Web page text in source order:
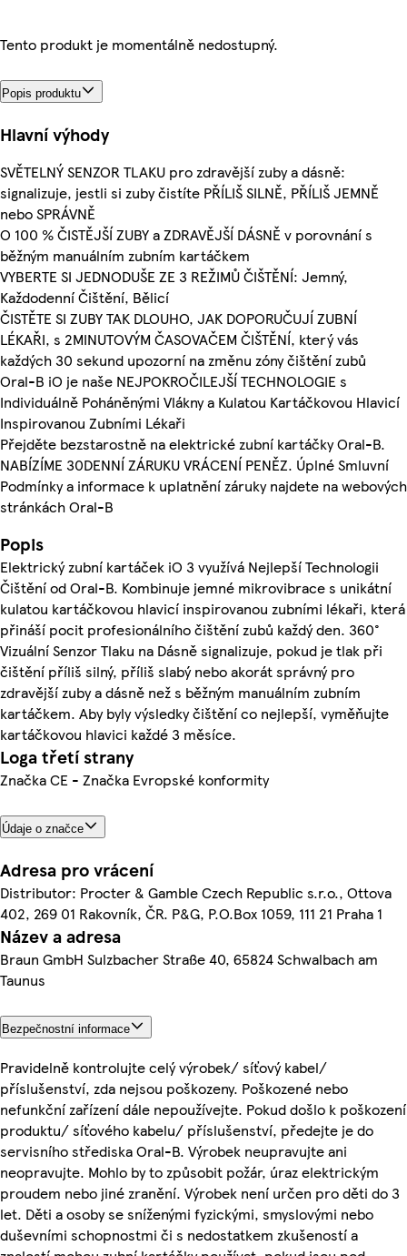
Tento produkt je momentálně nedostupný.
Popis produktu
Hlavní výhody
SVĚTELNÝ SENZOR TLAKU pro zdravější zuby a dásně:
signalizuje, jestli si zuby čistíte PŘÍLIŠ SILNĚ, PŘÍLIŠ JEMNĚ
nebo SPRÁVNĚ
O 100 % ČISTĚJŠÍ ZUBY a ZDRAVĚJŠÍ DÁSNĚ v porovnání s
běžným manuálním zubním kartáčkem
VYBERTE SI JEDNODUŠE ZE 3 REŽIMŮ ČIŠTĚNÍ: Jemný,
Každodenní Čištění, Bělicí
ČISTĚTE SI ZUBY TAK DLOUHO, JAK DOPORUČUJÍ ZUBNÍ
LÉKAŘI, s 2MINUTOVÝM ČASOVAČEM ČIŠTĚNÍ, který vás
každých 30 sekund upozorní na změnu zóny čištění zubů
Oral-B iO je naše NEJPOKROČILEJŠÍ TECHNOLOGIE s
Individuálně Poháněnými Vlákny a Kulatou Kartáčkovou Hlavicí
Inspirovanou Zubními Lékaři
Přejděte bezstarostně na elektrické zubní kartáčky Oral-B.
NABÍZÍME 30DENNÍ ZÁRUKU VRÁCENÍ PENĚZ. Úplné Smluvní
Podmínky a informace k uplatnění záruky najdete na webových
stránkách Oral-B
Popis
Elektrický zubní kartáček iO 3 využívá Nejlepší Technologii
Čištění od Oral-B. Kombinuje jemné mikrovibrace s unikátní
kulatou kartáčkovou hlavicí inspirovanou zubními lékaři, která
přináší pocit profesionálního čištění zubů každý den. 360°
Vizuální Senzor Tlaku na Dásně signalizuje, pokud je tlak při
čištění příliš silný, příliš slabý nebo akorát správný pro
zdravější zuby a dásně než s běžným manuálním zubním
kartáčkem. Aby byly výsledky čištění co nejlepší, vyměňujte
kartáčkovou hlavici každé 3 měsíce.
Loga třetí strany
Značka CE - Značka Evropské konformity
Údaje o značce
Adresa pro vrácení
Distributor: Procter & Gamble Czech Republic s.r.o., Ottova
402, 269 01 Rakovník, ČR. P&G, P.O.Box 1059, 111 21 Praha 1
Název a adresa
Braun GmbH Sulzbacher Straße 40, 65824 Schwalbach am
Taunus
Bezpečnostní informace
Pravidelně kontrolujte celý výrobek/ síťový kabel/
příslušenství, zda nejsou poškozeny. Poškozené nebo
nefunkční zařízení dále nepoužívejte. Pokud došlo k poškození
produktu/ síťového kabelu/ příslušenství, předejte je do
servisního střediska Oral-B. Výrobek neupravujte ani
neopravujte. Mohlo by to způsobit požár, úraz elektrickým
proudem nebo jiné zranění. Výrobek není určen pro děti do 3
let. Děti a osoby se sníženými fyzickými, smyslovými nebo
duševními schopnostmi či s nedostatkem zkušeností a